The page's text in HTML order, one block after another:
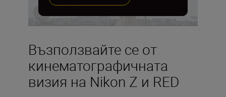
Възползвайте се от
кинематографичната
визия на Nikon Z и RED